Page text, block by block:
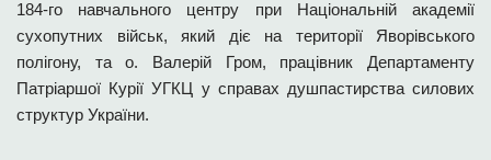
184-го навчального центру при Національній академії
сухопутних військ, який діє на території Яворівського
полігону, та о. Валерій Гром, працівник Департаменту
Патріаршої Курії УГКЦ у справах душпастирства силових
структур України.